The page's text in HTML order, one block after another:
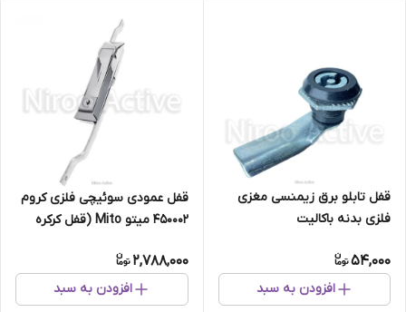
قفل تابلو برق زیمنسی مغزی
فلزی بدنه باکالیت
54,000
افزودن به سبد
قفل عمودی سوئیچی فلزی کروم
450002 میتو Mito (قفل کرکره
2,788,000
افزودن به سبد